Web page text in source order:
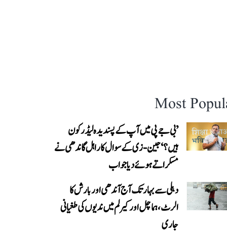
Most
’بی جے پی میں آپ کے پسندیدہ لیڈر کون
ہیں؟‘ جین-زی کے سوال کا راہل گاندھی نے
مسکراتے ہوئے دیا جواب
دہلی سے بہار تک آج آندھی اور بارش کا
الرٹ، ہماچل اور کیرلم میں ندیوں کی طغیانی
جاری